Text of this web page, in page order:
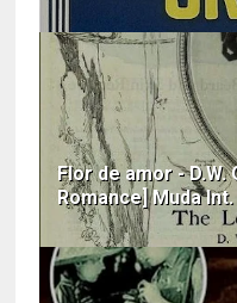
Flor de amor -
Romance] Muda Int.